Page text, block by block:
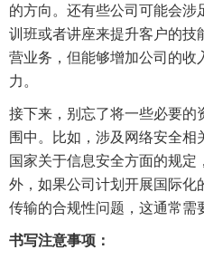
的方向。还有些公司可能会
训班或者讲座来提升客户的技
营业务，但能够增加公司的收
力。
接下来，别忘了将一些必要的
围中。比如，涉及网络安全
国家关于信息安全方面的规
外，如果公司计划开展国际化
传输的合规性问题，这通常需
书写注意事项：